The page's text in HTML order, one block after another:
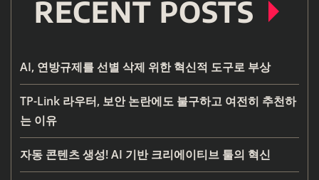
RECENT POSTS
AI, 연방규제를 선별 삭제 위한 혁신적 도구로 부상
TP-Link 라우터, 보안 논란에도 불구하고 여전히 추천하
는 이유
자동 콘텐츠 생성! AI 기반 크리에이티브 툴의 혁신